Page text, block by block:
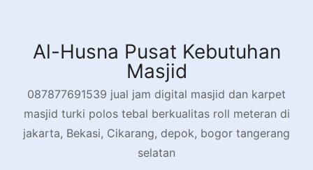
contentAl-Husna Pusat Kebutuhan
Masjid
087877691539 jual jam digital masjid dan karpet
masjid turki polos tebal berkualitas roll meteran di
jakarta, Bekasi, Cikarang, depok, bogor tangerang
selatan